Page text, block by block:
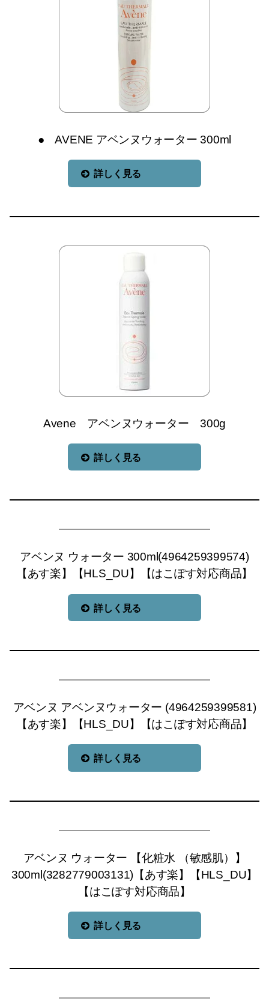
● AVENE アベンヌウォーター 300ml
詳しく見る
Avene アベンヌウォーター 300g
詳しく見る
アベンヌ ウォーター 300ml(4964259399574)
【あす楽】【HLS_DU】【はこぽす対応商品】
詳しく見る
アベンヌ アベンヌウォーター (4964259399581)
【あす楽】【HLS_DU】【はこぽす対応商品】
詳しく見る
アベンヌ ウォーター 【化粧水 （敏感肌）】
300ml(3282779003131)【あす楽】【HLS_DU】
【はこぽす対応商品】
詳しく見る